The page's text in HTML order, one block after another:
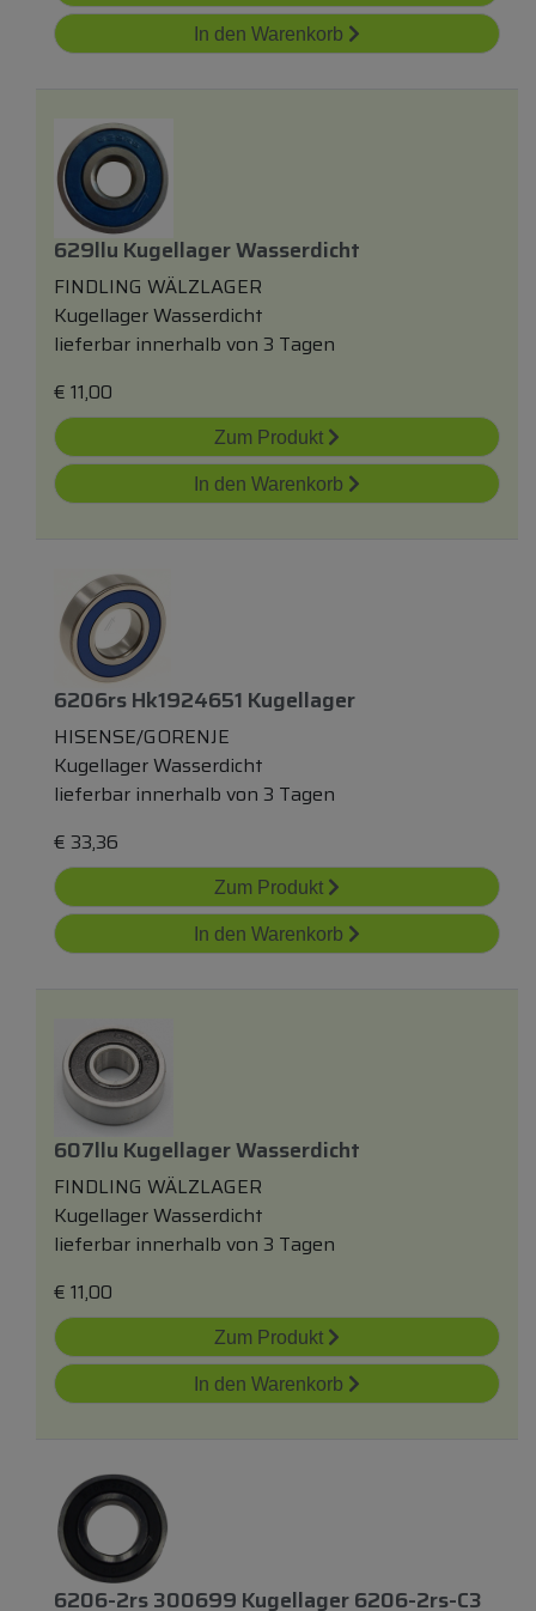
In den Warenkorb
629llu Kugellager Wasserdicht
FINDLING WÄLZLAGER
Kugellager Wasserdicht
lieferbar innerhalb von 3 Tagen
€ 11,00
Zum Produkt
In den Warenkorb
6206rs Hk1924651 Kugellager
HISENSE/GORENJE
Kugellager Wasserdicht
lieferbar innerhalb von 3 Tagen
€ 33,36
Zum Produkt
In den Warenkorb
607llu Kugellager Wasserdicht
FINDLING WÄLZLAGER
Kugellager Wasserdicht
lieferbar innerhalb von 3 Tagen
€ 11,00
Zum Produkt
In den Warenkorb
6206-2rs 300699 Kugellager 6206-2rs-C3